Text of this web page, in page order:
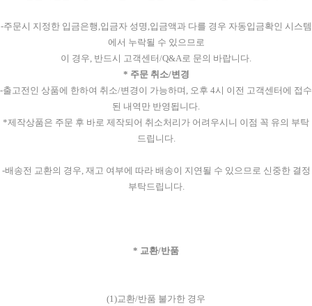
-주문시 지정한 입금은행,입금자 성명,입금액과 다를 경우 자동입금확인 시스템
에서 누락될 수 있으므로
이 경우, 반드시 고객센터/Q&A로 문의 바랍니다.
* 주문 취소/변경
-출고전인 상품에 한하여 취소/변경이 가능하며, 오후 4시 이전 고객센터에 접수
된 내역만 반영됩니다.
*제작상품은 주문 후 바로 제작되어 취소처리가 어려우시니 이점 꼭 유의 부탁
드립니다.
-배송전 교환의 경우, 재고 여부에 따라 배송이 지연될 수 있으므로 신중한 결정
부탁드립니다.
* 교환/반품
(1)교환/반품 불가한 경우